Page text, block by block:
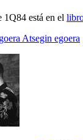
está en el
Atsegin egoera